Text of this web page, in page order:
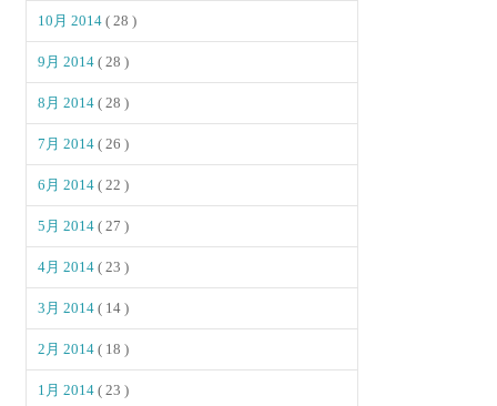
10月 2014( 28 )
9月 2014( 28 )
8月 2014( 28 )
7月 2014( 26 )
6月 2014( 22 )
5月 2014( 27 )
4月 2014( 23 )
3月 2014( 14 )
2月 2014( 18 )
1月 2014( 23 )